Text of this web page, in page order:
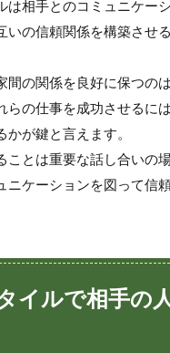
は相手とのコミュニケー
いの信頼関係を構築させ
間の関係を良好に保つの
らの仕事を成功させるに
が鍵と言えます。
ことは重要な話し合いの
ニケーションを図って信
イルで相手の